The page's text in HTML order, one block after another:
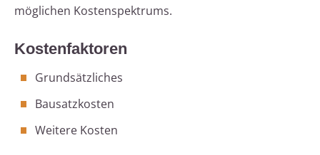
möglichen Kostenspektrums.
Kostenfaktoren
Grundsätzliches
Bausatzkosten
Weitere Kosten